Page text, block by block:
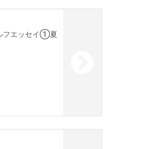
でも
もりするプロフェッショ
フエッセイ①夏